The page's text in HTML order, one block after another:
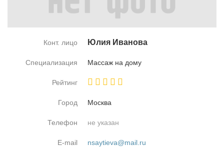
Конт. лицо Юлия Ива­но­ва
Специализация Мас­саж на до­му
Рейтинг
Город Москва
Телефон не указан
E-mail nsaytieva@mail.ru